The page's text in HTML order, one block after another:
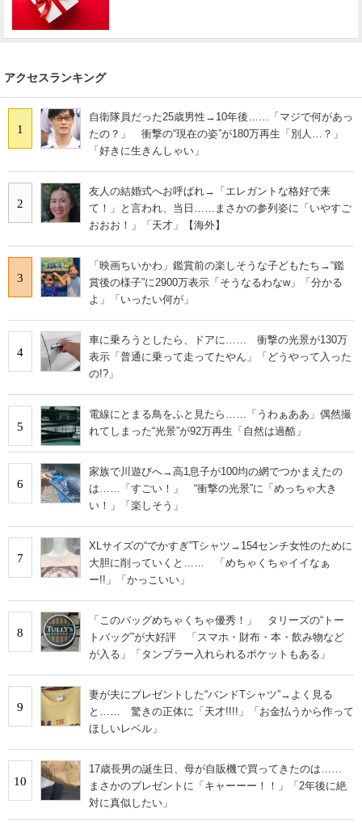
アクセスランキング
1
自衛隊員だった25歳男性→10年後……「マジで何があっ
たの？」 衝撃の“現在の姿”が180万再生「別人…？」
「好きに生きんしゃい」
2
友人の結婚式へお呼ばれ→「エレガントな格好で来
て！」と言われ、当日……まさかの参列姿に「いやすご
おおお！」「天才」【海外】
3
「映画ちいかわ」鑑賞前の楽しそうな子どもたち→“鑑
賞後の様子”に2900万表示「そうなるわなw」「分かる
よ」「いったい何が」
4
車に乗ろうとしたら、ドアに…… 衝撃の光景が130万
表示「普通に乗って走ってたやん」「どうやって入った
の!?」
5
電線にとまる鳥をふと見たら……「うわぁああ」偶然撮
れてしまった“光景”が92万再生「自然は過酷」
6
家族で川遊びへ→高1息子が100均の網でつかまえたの
は……「すごい！」 “衝撃の光景”に「めっちゃ大き
い！」「楽しそう」
7
XLサイズの“でかすぎ”Tシャツ→154センチ女性のために
大胆に削っていくと…… 「めちゃくちゃイイなぁ
ー!!」「かっこいい」
8
「このバッグめちゃくちゃ優秀！」 タリーズの“トー
トバッグ”が大好評 「スマホ・財布・本・飲み物など
が入る」「タンブラー入れられるポケットもある」
9
妻が夫にプレゼントした“バンドTシャツ”→よく見る
と…… 驚きの正体に「天才!!!!」「お金払うから作って
ほしいレベル」
10
17歳長男の誕生日、母が自販機で買ってきたのは……
まさかのプレゼントに「キャーーー！！」「2年後に絶
対に真似したい」